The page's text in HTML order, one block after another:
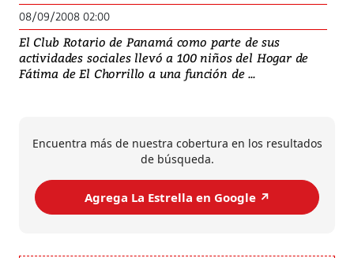
08/09/2008 02:00
El Club Rotario de Panamá como parte de sus
actividades sociales llevó a 100 niños del Hogar de
Fátima de El Chorrillo a una función de ...
Encuentra más de nuestra cobertura en los resultados
de búsqueda.
Agrega La Estrella en Google ↗️